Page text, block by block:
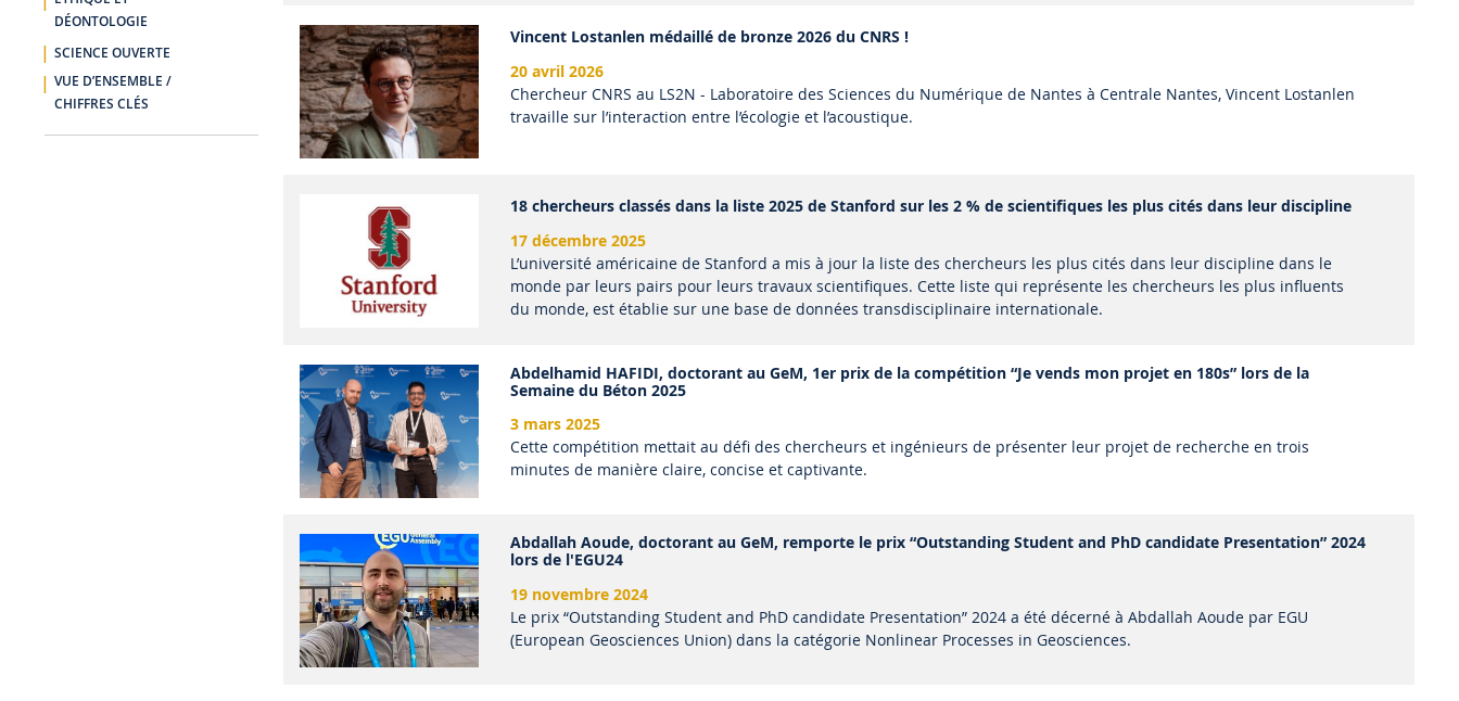
DÉONTOLOGIE
SCIENCE OUVERTE
VUE D’ENSEMBLE /
CHIFFRES CLÉS
Vincent Lostanlen médaillé de bronze 2026 du CNRS !
20 avril 2026
Chercheur CNRS au LS2N - Laboratoire des Sciences du Numérique de Nantes à Centrale Nantes, Vincent Lostanlen
travaille sur l’interaction entre l’écologie et l’acoustique.
18 chercheurs classés dans la liste 2025 de Stanford sur les 2 % de scientifiques les plus cités dans leur discipline
17 décembre 2025
L’université américaine de Stanford a mis à jour la liste des chercheurs les plus cités dans leur discipline dans le
monde par leurs pairs pour leurs travaux scientifiques. Cette liste qui représente les chercheurs les plus influents
du monde, est établie sur une base de données transdisciplinaire internationale.
Abdelhamid HAFIDI, doctorant au GeM, 1er prix de la compétition “Je vends mon projet en 180s” lors de la
Semaine du Béton 2025
3 mars 2025
Cette compétition mettait au défi des chercheurs et ingénieurs de présenter leur projet de recherche en trois
minutes de manière claire, concise et captivante.
Abdallah Aoude, doctorant au GeM, remporte le prix “Outstanding Student and PhD candidate Presentation” 2024
lors de l'EGU24
19 novembre 2024
Le prix “Outstanding Student and PhD candidate Presentation” 2024 a été décerné à Abdallah Aoude par EGU
(European Geosciences Union) dans la catégorie Nonlinear Processes in Geosciences.